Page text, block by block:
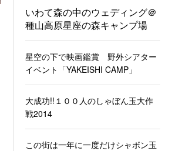
いわて森の中のウェディング＠
種山高原星座の森キャンプ場
星空の下で映画鑑賞 野外シアター
イベント「YAKEISHI CAMP」
大成功!!１００人のしゃぼん玉大作
戦2014
この街は一年に一度だけシャボン玉